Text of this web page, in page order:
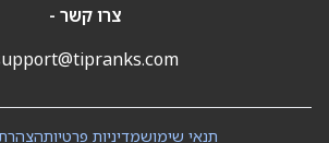
צרו קשר -
מדיניות פרטיותתנאי שימוש